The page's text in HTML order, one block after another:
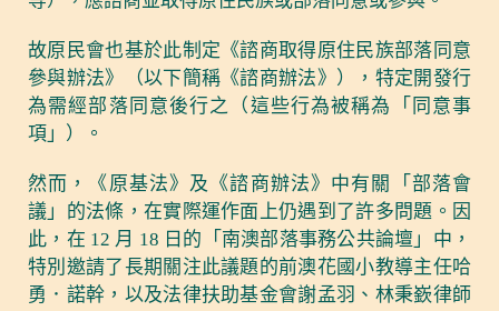
故原民會也基於此制定《諮商取得原住民族部落同意
參與辦法》（以下簡稱《諮商辦法》），特定開發行
為需經部落同意後行之（這些行為被稱為「同意事
項」）。
然而，《原基法》及《諮商辦法》中有關「部落會
議」的法條，在實際運作面上仍遇到了許多問題。因
此，在 12 月 18 日的「南澳部落事務公共論壇」中，
特別邀請了長期關注此議題的前澳花國小教導主任哈
勇．諾幹，以及法律扶助基金會謝孟羽、林秉嶔律師